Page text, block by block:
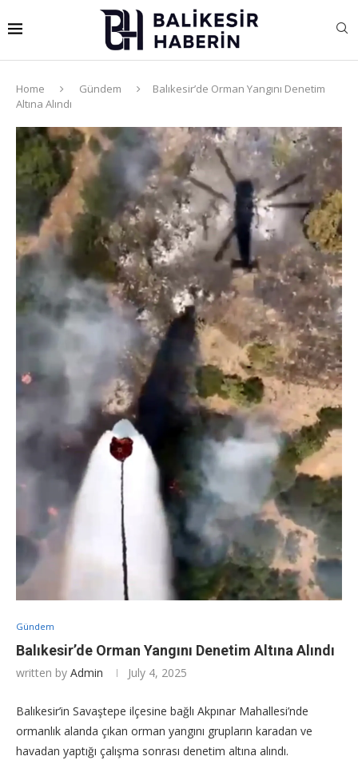
Home Gündem
Balıkesir’de Orman Yangını Denetim
Altına Alındı
Gündem
Balıkesir’de Orman Yangını Denetim Altına Alındı
written by Admin July 4, 2025
Balıkesir’in Savaştepe ilçesine bağlı Akpınar Mahallesi’nde
ormanlık alanda çıkan orman yangını grupların karadan ve
havadan yaptığı çalışma sonrası denetim altına alındı.